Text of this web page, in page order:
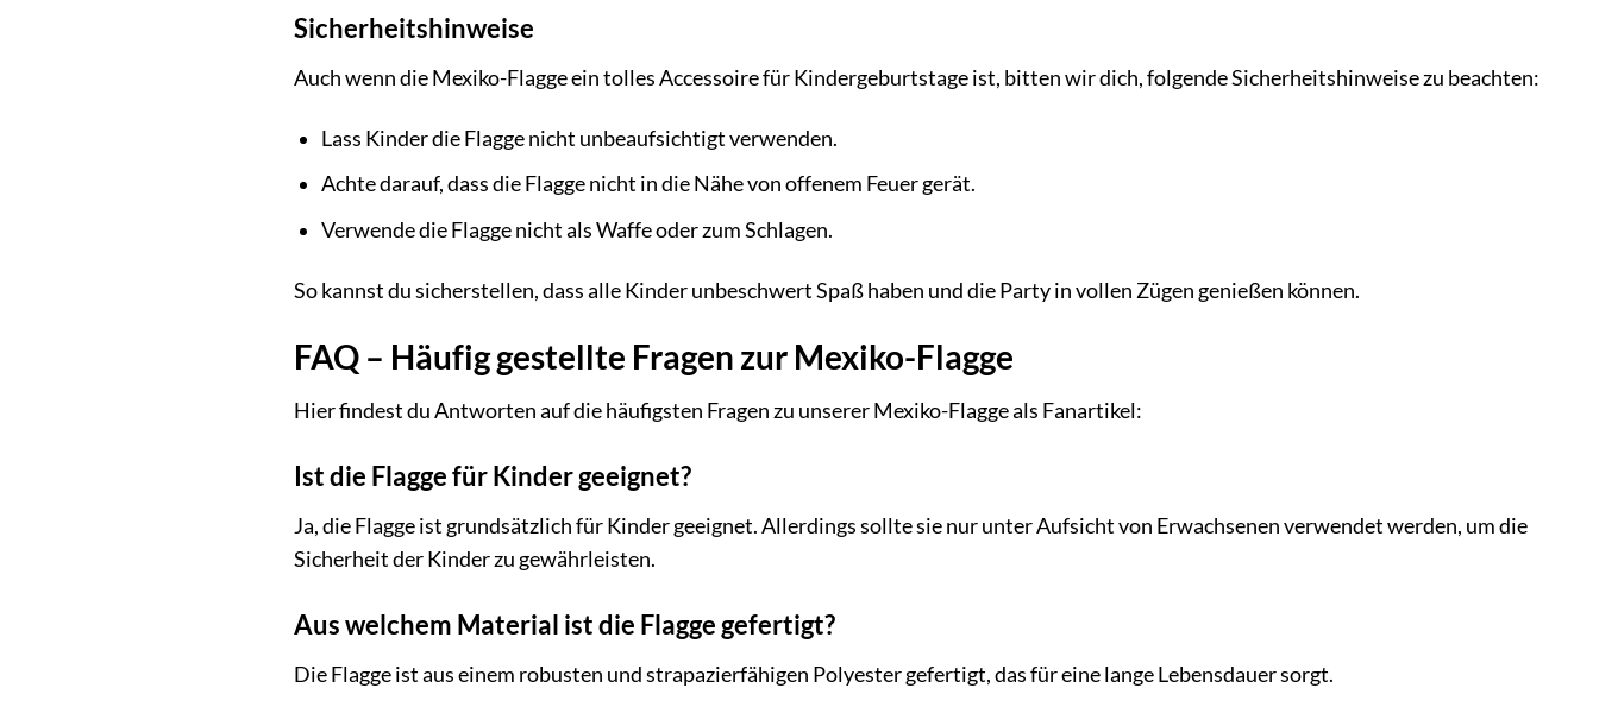
Sicherheitshinweise
Auch wenn die Mexiko-Flagge ein tolles Accessoire für Kindergeburtstage ist, bitten wir dich, folgende Sicherheitshinweise zu beachten:
Lass Kinder die Flagge nicht unbeaufsichtigt verwenden.
Achte darauf, dass die Flagge nicht in die Nähe von offenem Feuer gerät.
Verwende die Flagge nicht als Waffe oder zum Schlagen.
So kannst du sicherstellen, dass alle Kinder unbeschwert Spaß haben und die Party in vollen Zügen genießen können.
FAQ – Häufig gestellte Fragen zur Mexiko-Flagge
Hier findest du Antworten auf die häufigsten Fragen zu unserer Mexiko-Flagge als Fanartikel:
Ist die Flagge für Kinder geeignet?
Ja, die Flagge ist grundsätzlich für Kinder geeignet. Allerdings sollte sie nur unter Aufsicht von Erwachsenen verwendet werden, um die
Sicherheit der Kinder zu gewährleisten.
Aus welchem Material ist die Flagge gefertigt?
Die Flagge ist aus einem robusten und strapazierfähigen Polyester gefertigt, das für eine lange Lebensdauer sorgt.